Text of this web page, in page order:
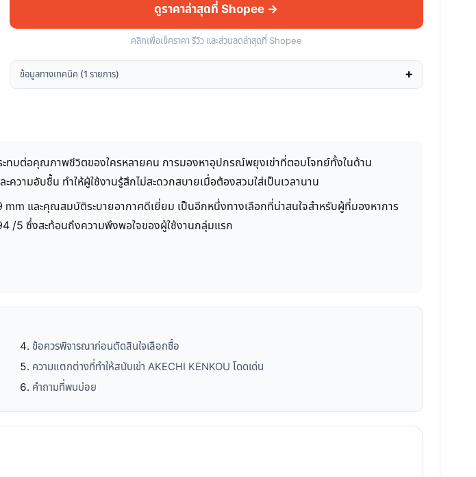
ดูราคาล่าสุดที่ Shopee →
คลิกเพื่อเช็คราคา รีวิว และส่วนลดล่าสุดที่ Shopee
ข้อมูลทางเทคนิค (1 รายการ)
ทบต่อคุณภาพชีวิตของใครหลายคน การมองหาอุปกรณ์พยุงเข่าที่ตอบโจทย์ทั้งในด้าน
ความอับชื้น ทำให้ผู้ใช้งานรู้สึกไม่สะดวกสบายเมื่อต้องสวมใส่เป็นเวลานาน
และคุณสมบัติระบายอากาศดีเยี่ยม เป็นอีกหนึ่งทางเลือกที่น่าสนใจสำหรับผู้ที่มองหาการ
/5 ซึ่งสะท้อนถึงความพึงพอใจของผู้ใช้งานกลุ่มแรก
ข้อควรพิจารณาก่อนตัดสินใจเลือกซื้อ
ความแตกต่างที่ทำให้สนับเข่า AKECHI KENKOU โดดเด่น
คำถามที่พบบ่อย